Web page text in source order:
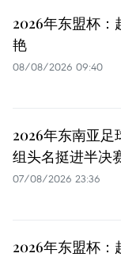
2026年东盟杯
艳
08/08/2026 09:40
2026年东南亚
组头名挺进半决
07/08/2026 23:36
2026年东盟杯